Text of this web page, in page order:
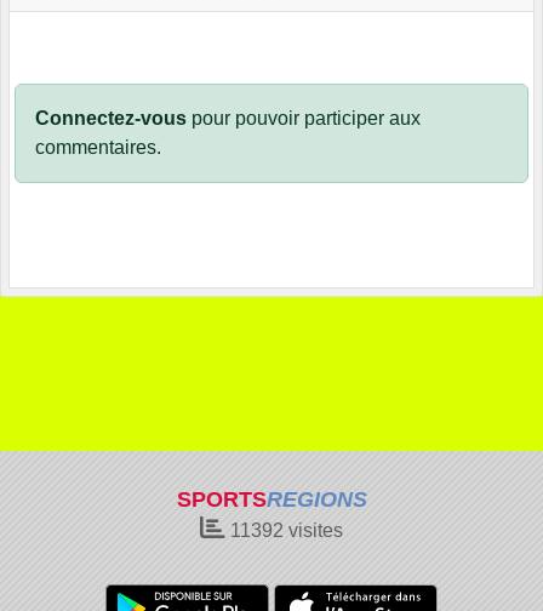
Connectez-vous pour pouvoir participer aux
commentaires.
SPORTSREGIONS
11392 visites